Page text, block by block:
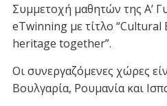
Συμμετοχή μαθητών της Α’
eTwinning με τίτλο
heritage together”.
Οι συνεργαζόμενες χώρες
Βουλγαρία, Ρουμανία και